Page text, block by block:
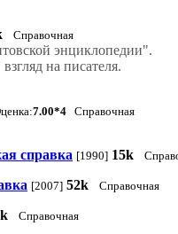
Справочная
энциклопедии".
на писателя.
7.00*4 Справочная
справка [1990] 15k
[2007] 52k Справочная
Справочная